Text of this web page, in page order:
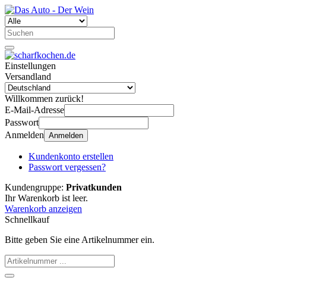
Einstellungen
Versandland
Willkommen zurück!
E-Mail-Adresse
Passwort
Anmelden Anmelden
Kundenkonto erstellen
Passwort vergessen?
Kundengruppe: Privatkunden
Ihr Warenkorb ist leer.
Warenkorb anzeigen
Schnellkauf
Bitte geben Sie eine Artikelnummer ein.